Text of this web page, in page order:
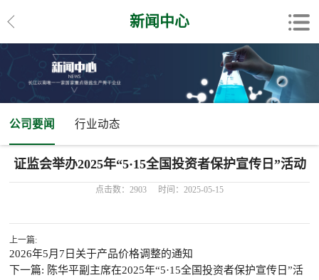
新闻中心
公司要闻 行业动态
证监会举办2025年“5·15全国投资者保护宣传日”活动
点击数：2903 时间：2025-05-15
上一篇:
2026年5月7日关于产品价格调整的通知
下一篇: 陈华平副主席在2025年“5·15全国投资者保护宣传日”活